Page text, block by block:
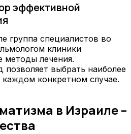
эффективной
группа специалистов во
клиники
лечения.
позволяет выбрать наиболее
конкретном случае.
в Израиле –